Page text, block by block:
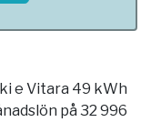
e Vitara 49 kWh
på 32 996